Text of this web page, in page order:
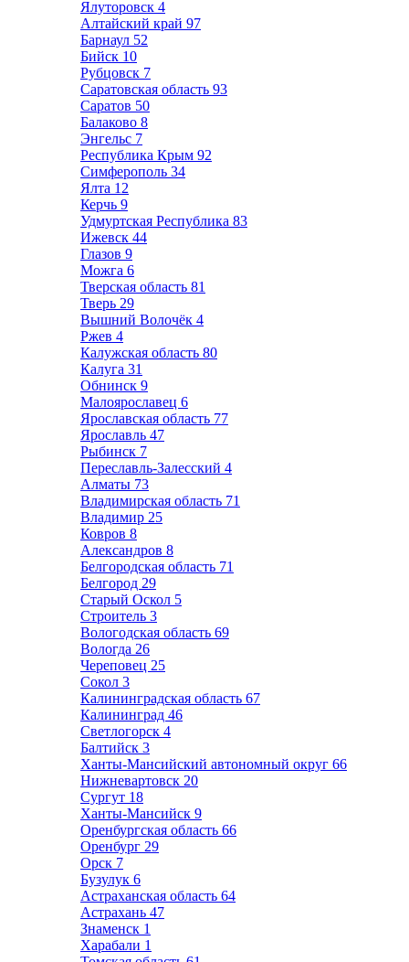
Ялуторовск 4
Алтайский край 97
Барнаул 52
Бийск 10
Рубцовск 7
Саратовская область 93
Саратов 50
Балаково 8
Энгельс 7
Республика Крым 92
Симферополь 34
Ялта 12
Керчь 9
Удмуртская Республика 83
Ижевск 44
Глазов 9
Можга 6
Тверская область 81
Тверь 29
Вышний Волочёк 4
Ржев 4
Калужская область 80
Калуга 31
Обнинск 9
Малоярославец 6
Ярославская область 77
Ярославль 47
Рыбинск 7
Переславль-Залесский 4
Алматы 73
Владимирская область 71
Владимир 25
Ковров 8
Александров 8
Белгородская область 71
Белгород 29
Старый Оскол 5
Строитель 3
Вологодская область 69
Вологда 26
Череповец 25
Сокол 3
Калининградская область 67
Калининград 46
Светлогорск 4
Балтийск 3
Ханты-Мансийский автономный округ 66
Нижневартовск 20
Сургут 18
Ханты-Мансийск 9
Оренбургская область 66
Оренбург 29
Орск 7
Бузулук 6
Астраханская область 64
Астрахань 47
Знаменск 1
Харабали 1